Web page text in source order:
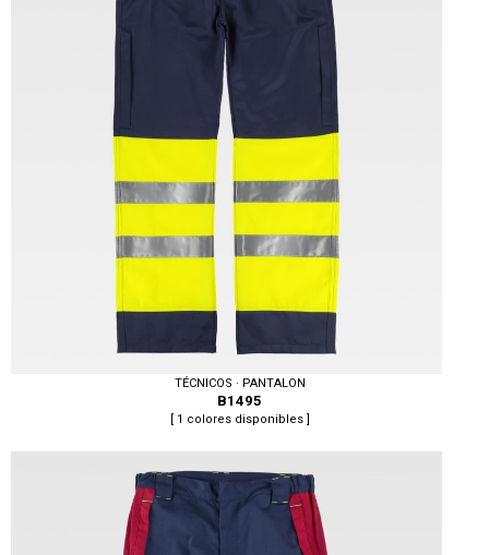
TÉCNICOS · PANTALON
B1495
[ 1 colores disponibles ]